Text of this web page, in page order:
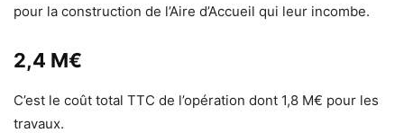
pour la construction de l’Aire d’Accueil qui leur incombe.
2,4 M€
C’est le coût total TTC de l’opération dont 1,8 M€ pour les
travaux.